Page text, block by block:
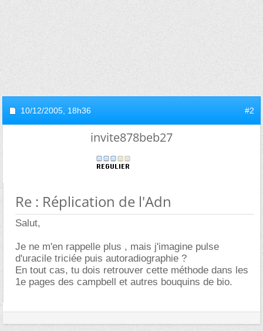
10/12/2005, 18h36 #2
invite878beb27
Re : Réplication de l'Adn
Salut,
Je ne m'en rappelle plus , mais j'imagine pulse
d'uracile triciée puis autoradiographie ?
En tout cas, tu dois retrouver cette méthode dans les
1e pages des campbell et autres bouquins de bio.